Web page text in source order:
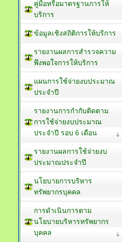
คู่มือหรือมาตรฐานการให้
บริการ
ข้อมูลเชิงสถิติการให้บริการ
รายงานผลการสำรวจความ
พึงพอใจการให้บริการ
แผนการใช้จ่ายงบประมาณ
ประจำปี
รายงานการกำกับติดตาม
การใช้จ่ายงบประมาณ
ประจำปี รอบ 6 เดือน
รายงานผลการใช้จ่ายงบ
ประมาณประจำปี
นโยบายการบริหาร
ทรัพยากรบุคคล
การดำเนินการตาม
นโยบายบริหารทรัพยากร
บุคคล